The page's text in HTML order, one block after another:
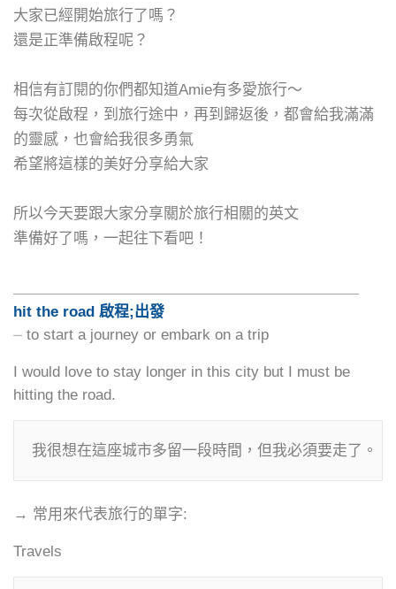
大家已經開始旅行了嗎？
還是正準備啟程呢？
相信有訂閱的你們都知道Amie有多愛旅行～
每次從啟程，到旅行途中，再到歸返後，都會給我滿滿
的靈感， 也會給我很多勇氣
希望將這樣的美好分享給大家
所以今天要跟大家分享關於旅行相關的英文
準備好了嗎，一起往下看吧！
hit the road 啟程;出發
⏤ to start a journey or embark on a trip
I would love to stay longer in this city but I must be
hitting the road.
→ 常用來代表旅行的單字:
Travels